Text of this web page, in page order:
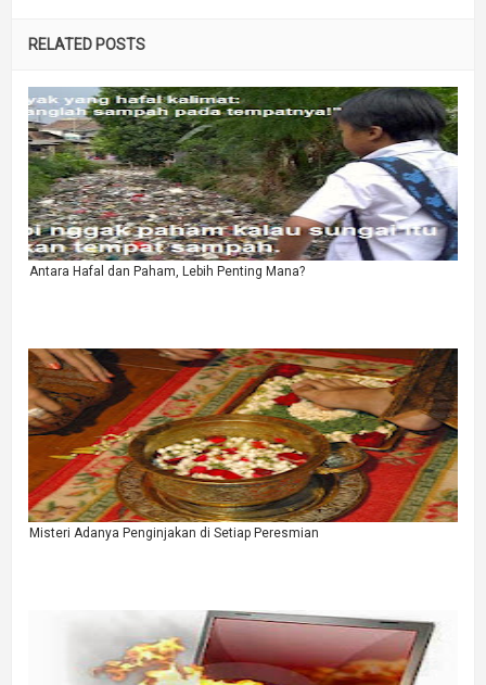
RELATED POSTS
Antara Hafal dan Paham, Lebih Penting Mana?
Misteri Adanya Penginjakan di Setiap Peresmian